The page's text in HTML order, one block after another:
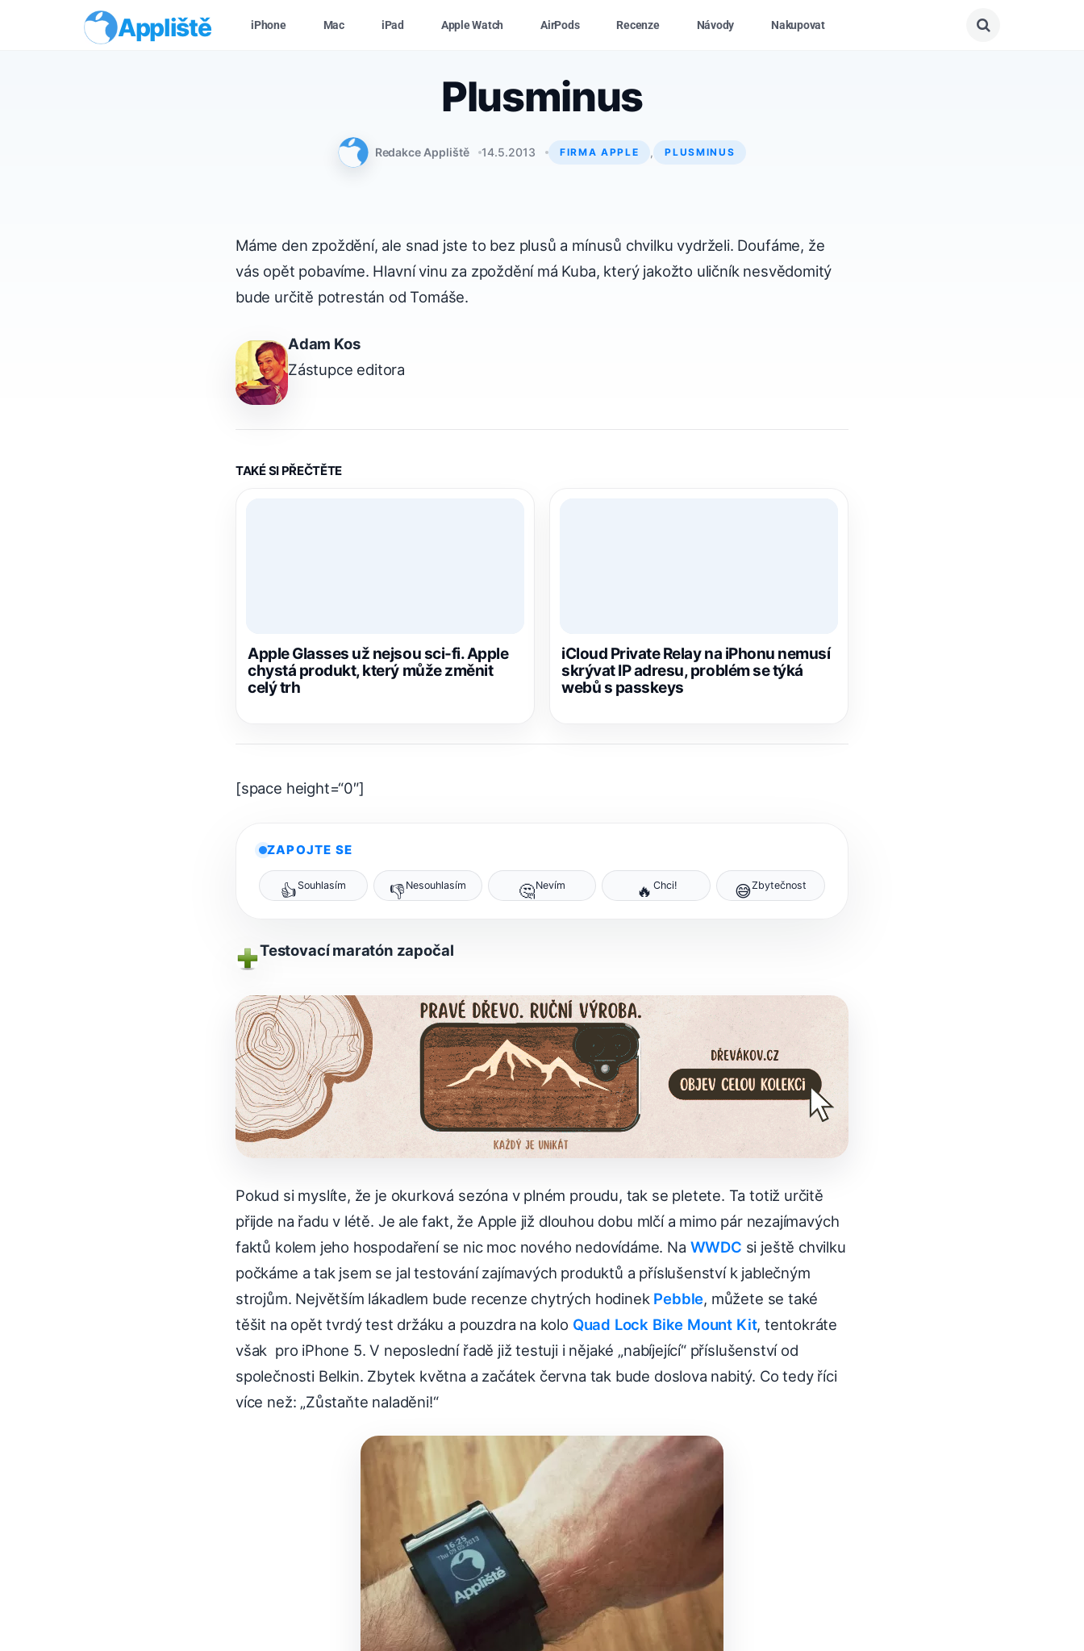
Appliště iPhone Mac iPad Apple Watch AirPods Recenze Návody Nakupovat
Plusminus
Redakce Appliště 14.5.2013 FIRMA APPLE , PLUSMINUS
Máme den zpoždění, ale snad jste to bez plusů a mínusů chvilku vydrželi. Doufáme, že
vás opět pobavíme. Hlavní vinu za zpoždění má Kuba, který jakožto uličník nesvědomitý
bude určitě potrestán od Tomáše.
Adam Kos
Zástupce editora
TAKÉ SI PŘEČTĚTE
Apple Glasses už nejsou sci-fi. Apple
chystá produkt, který může změnit
celý trh
iCloud Private Relay na iPhonu nemusí
skrývat IP adresu, problém se týká
webů s passkeys
[space height=“0″]
ZAPOJTE SE
👍 Souhlasím 👎 Nesouhlasím 🤔Nevím 🔥 Chci! 😅Zbytečnost
Testovací maratón započal
Pokud si myslíte, že je okurková sezóna v plném proudu, tak se pletete. Ta totiž určitě
přijde na řadu v létě. Je ale fakt, že Apple již dlouhou dobu mlčí a mimo pár nezajímavých
faktů kolem jeho hospodaření se nic moc nového nedovídáme. Na WWDC si ještě chvilku
počkáme a tak jsem se jal testování zajímavých produktů a příslušenství k jablečným
strojům. Největším lákadlem bude recenze chytrých hodinek Pebble, můžete se také
těšit na opět tvrdý test držáku a pouzdra na kolo Quad Lock Bike Mount Kit, tentokráte
však pro iPhone 5. V neposlední řadě již testuji i nějaké „nabíjející“ příslušenství od
společnosti Belkin. Zbytek května a začátek června tak bude doslova nabitý. Co tedy říci
více než: „Zůstaňte naladěni!“